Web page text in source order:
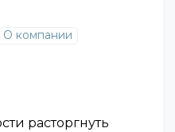
О компании
расторгнуть